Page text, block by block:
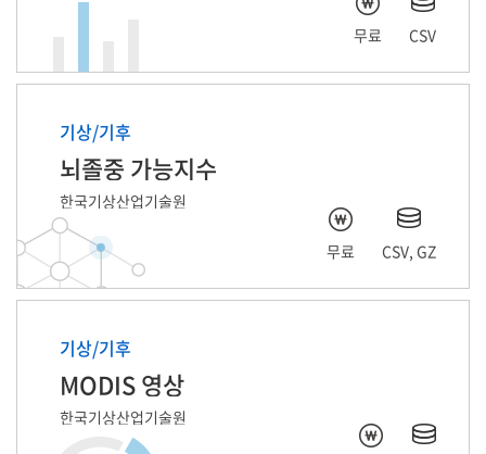
무료 CSV
기상/기후
뇌졸중 가능지수
한국기상산업기술원
무료 CSV, GZ
기상/기후
MODIS 영상
한국기상산업기술원